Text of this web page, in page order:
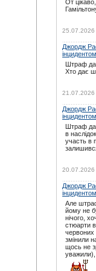
: І
косячите.
noteyu:
noteyu:
Кімі
Дима:
noteyu :
під час
Крофт
Дима:
на
noteyu:
інших
От
25.07.2026
Джордж
інцидентом
Штраф
Хто дає
21.07.2026
Джордж
інцидентом
Штраф
в
участь в
20.07.2026
Джордж
інцидентом
Але
йому не
нічого,
стюарти
червоних
змінили
щось не
уважили),